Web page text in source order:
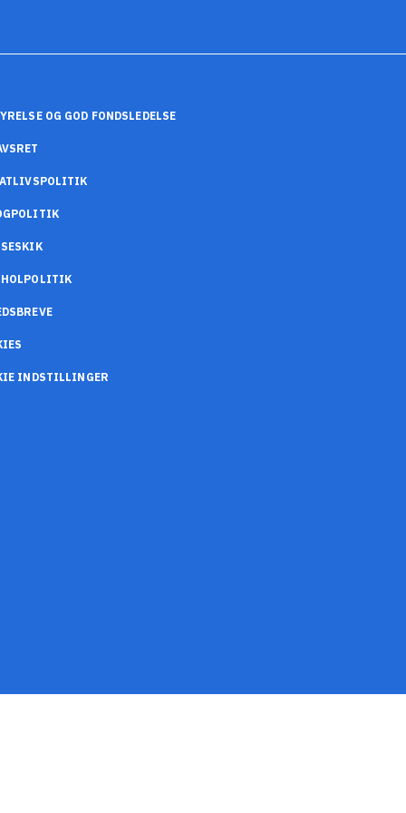
OG GOD FONDSLEDELSE
INDSTILLINGER